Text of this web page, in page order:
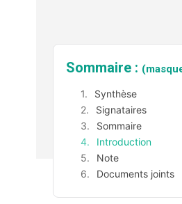
Sommaire :
Synthèse
Signataires
Sommaire
Introduction
Note
Documents joints